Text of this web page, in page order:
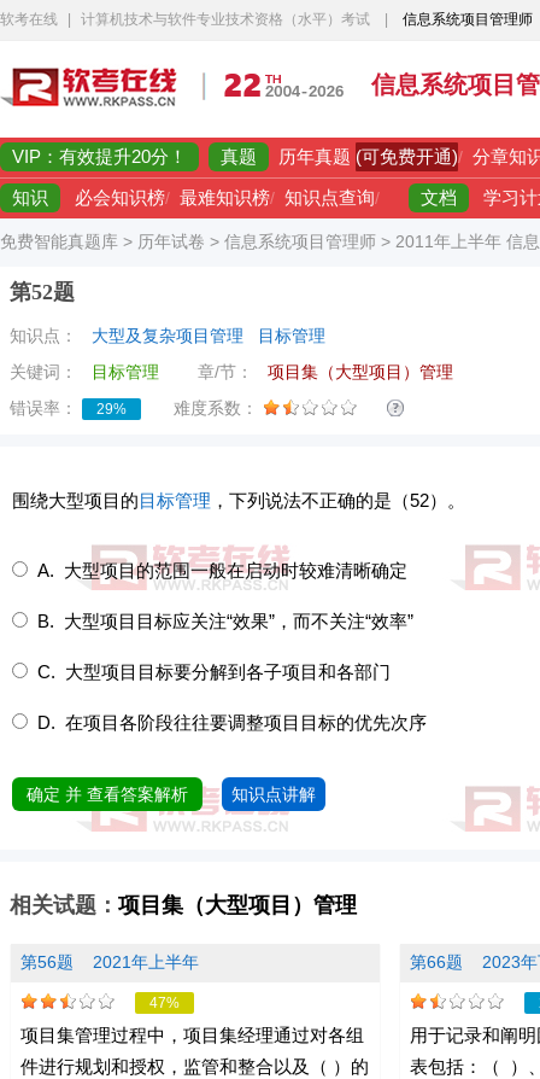
软考在线 计算机技术与软件专业技术资格（水平）考试 信息系统项目管理师
信息系统项目
VIP：有效提升20分！ 真题 历年真题 (可免费开通)/ 分章知
知识 必会知识榜/ 最难知识榜/ 知识点查询/ 文档 学习
免费智能真题库 > 历年试卷 > 信息系统项目管理师 > 2011年上半年 信
第52题
知识点： 大型及复杂项目管理
目标管理
关键词：
目标管理 章/节：
项目集（大型项目）管理
错误率：
29% 难度系数：
围绕大型项目的目标管理 ，下列说法不正确的是（52）。
A. 大型项目的范围一般在启动时较难清晰确定
B. 大型项目目标应关注“效果”，而不关注“效率”
C. 大型项目目标要分解到各子项目和各部门
D. 在项目各阶段往往要调整项目目标的优先次序
确定 并 查看答案解析 知识点讲解
相关试题： 项目集（大型项目）管理
第56题 2021年上半年
47%
项目集管理过程中，项目集经理通过对各组
件进行规划和授权，监管和整合以及（ ）的
第66题 2023
用于记录和阐
表包括：（ ）